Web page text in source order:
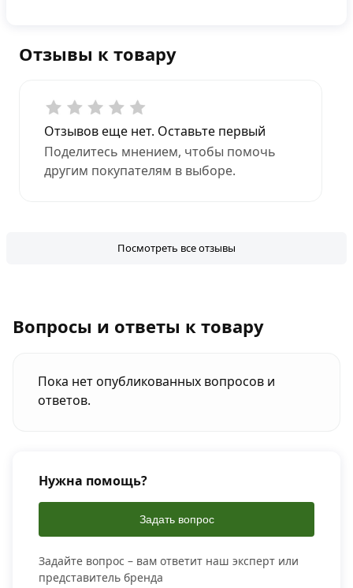
Отзывы к товару
Отзывов еще нет. Оставьте первый
Поделитесь мнением, чтобы помочь
другим покупателям в выборе.
Посмотреть все отзывы
Вопросы и ответы к товару
Пока нет опубликованных вопросов и
ответов.
Нужна помощь?
Задать вопрос
Задайте вопрос – вам ответит наш эксперт или
представитель бренда